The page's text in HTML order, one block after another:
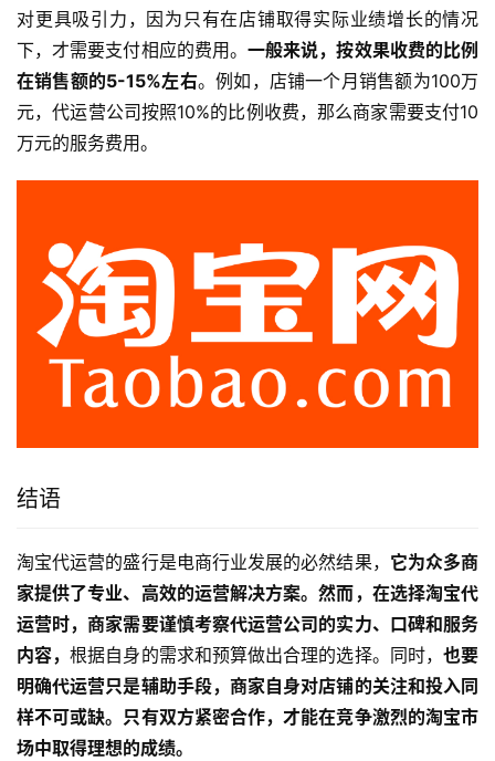
对更具吸引力，因为只有在店铺取得实际业绩增长的情况
下，才需要支付相应的费用。一般来说，按效果收费的比例
在销售额的5-15%左右。例如，店铺一个月销售额为100万
元，代运营公司按照10%的比例收费，那么商家需要支付10
万元的服务费用。
结语
淘宝代运营的盛行是电商行业发展的必然结果， 它为众多商
家提供了专业、高效的运营解决方案。然而，在选择淘宝代
运营时，商家需要谨慎考察代运营公司的实力、口碑和服务
内容，根据自身的需求和预算做出合理的选择。同时， 也要
明确代运营只是辅助手段，商家自身对店铺的关注和投入同
样不可或缺。只有双方紧密合作，才能在竞争激烈的淘宝市
场中取得理想的成绩。